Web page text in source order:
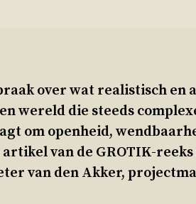
over wat realistisch en
wereld die steeds
om openheid,
van de GROTIK-reeks
van den Akker,